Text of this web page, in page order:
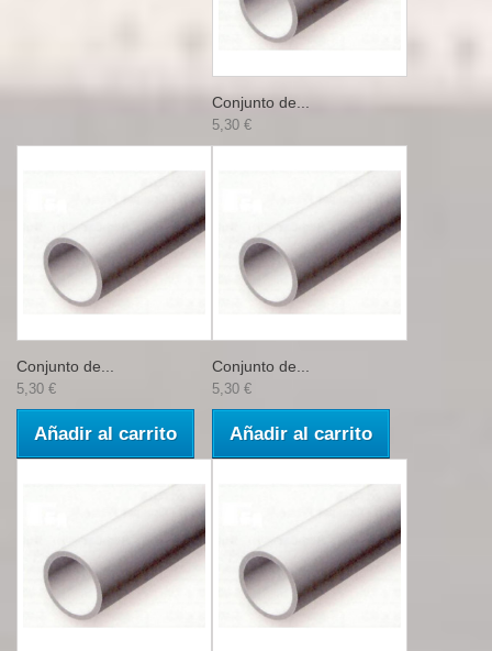
Conjunto de...
5,30 €
Conjunto de...
5,30 €
Añadir al carrito
Conjunto de...
5,30 €
Añadir al carrito